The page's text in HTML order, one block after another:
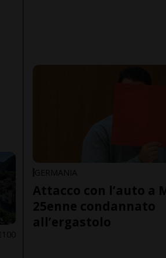
100
GERMANIA
Attacco con l’auto a
25enne condannato
all’ergastolo